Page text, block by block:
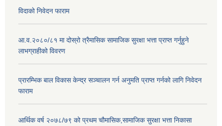
विदाको निवेदन फाराम
आ.व.२०८०/८१ मा दोस्रो त्रैमासिक सामाजिक सुरक्षा भत्ता प्राप्त गर्नुहुने
लाभग्राहीको विवरण
प्रारम्भिक बाल विकास केन्द्र सञ्चालन गर्न अनुमति प्राप्त गर्नको लागि निवेदन
फाराम
आर्थिक वर्ष २०७८/७९ को प्रथम चौमासिक,सामाजिक सुरक्षा भत्ता निकासा